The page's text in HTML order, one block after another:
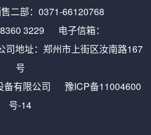
二部：0371-66120768
3229 电子信箱：
地址：郑州市上街区汝南路167
号
设备有限公司豫ICP备11004600
号-14